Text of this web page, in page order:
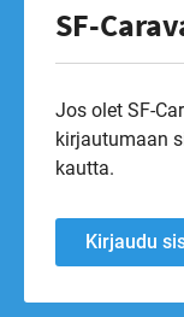
SF-
Jos olet SF-
kirjautumaan
kautta.
Kirjaudu